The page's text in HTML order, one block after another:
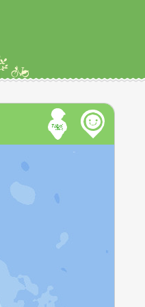
空演習訂於8月13日